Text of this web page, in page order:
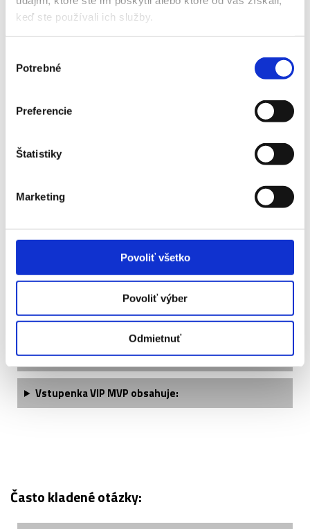
keď ste používali ich služby.
súhlasu
Potrebné
Preferencie
Štatistiky
Marketing
Povoliť všetko
Povoliť výber
Odmietnuť
Príplatky za vstupenky vyššej kategórie
70 EUR
Popis vstupeniek ↓
Vstupenka VIP Sideline (sektor 101) obsahuje:
Vstupenka VIP Private Box obsahuje:
Vstupenka VIP Huddle (sektor 226) obsahuje:
Vstupenka VIP MVP obsahuje:
Často kladené otázky: